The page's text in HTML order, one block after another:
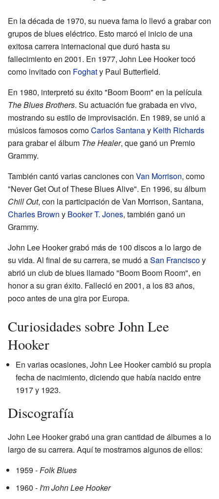
En la década de 1970, su nueva fama lo llevó a grabar con
grupos de blues eléctrico. Esto marcó el inicio de una
exitosa carrera internacional que duró hasta su
fallecimiento en 2001. En 1977, John Lee Hooker tocó
como invitado con Foghaty Paul Butterfield.
En 1980, interpretó su éxito "Boom Boom" en la película
The Blues Brothers. Su actuación fue grabada en vivo,
mostrando su estilo de improvisación. En 1989, se unió a
músicos famosos comoCarlos Santanay Keith Richards
para grabar el álbum The Healer, que ganó un Premio
Grammy.
También cantó varias canciones con Van Morrison, como
"Never Get Out of These Blues Alive". En 1996, su álbum
Chill Out, con la participación de Van Morrison, Santana,
Charles Brown y Booker T. Jones, también ganó un
Grammy.
John Lee Hooker grabó más de 100 discos a lo largo de
su vida. Al final de su carrera, se mudó aSan Franciscoy
abrió un club de blues llamado "Boom Boom Room", en
honor a su gran éxito. Falleció en 2001, a los 83 años,
poco antes de una gira por Europa.
Curiosidades sobre John Lee
Hooker
En varias ocasiones, John Lee Hooker cambió su propia
fecha de nacimiento, diciendo que había nacido entre
1917 y 1923.
Discografía
John Lee Hooker grabó una gran cantidad de álbumes a lo
largo de su carrera. Aquí te mostramos algunos de ellos:
1959 -Folk Blues
1960 - I'm John Lee Hooker